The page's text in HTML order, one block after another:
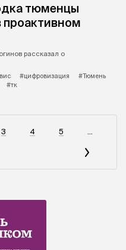
тюменцы
проактивном
рассказал о
#цифровизация
#Тюмень
#тк
3 4 5